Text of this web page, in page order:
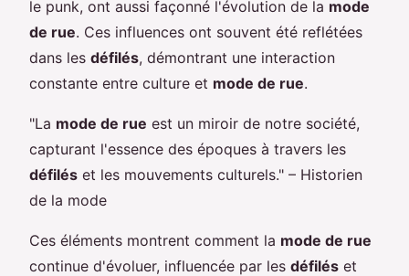
le punk, ont aussi façonné l'évolution de la mode
de rue. Ces influences ont souvent été reflétées
dans les défilés, démontrant une interaction
constante entre culture et mode de rue.
"La mode de rue est un miroir de notre société,
capturant l'essence des époques à travers les
défilés et les mouvements culturels." – Historien
de la mode
Ces éléments montrent comment la mode de rue
continue d'évoluer, influencée par les défilés et